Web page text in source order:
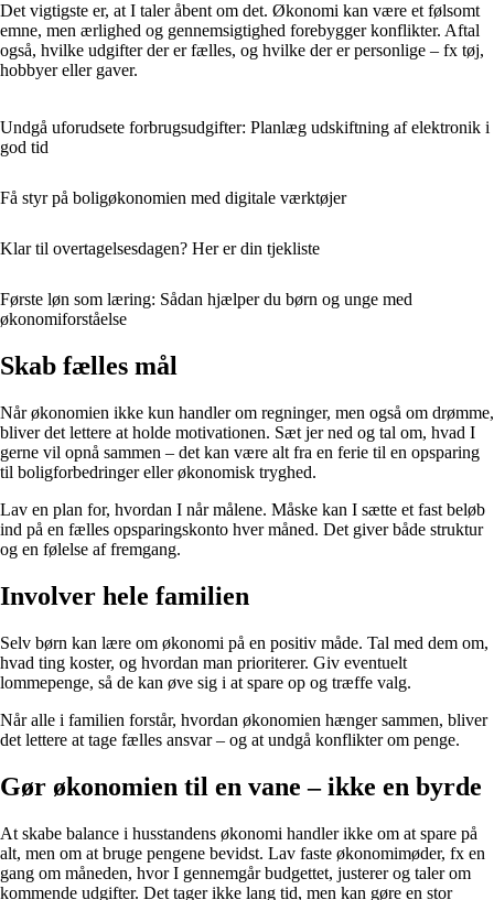
Det vigtigste er, at I taler åbent om det. Økonomi kan være et følsomt
emne, men ærlighed og gennemsigtighed forebygger konflikter. Aftal
også, hvilke udgifter der er fælles, og hvilke der er personlige – fx tøj,
hobbyer eller gaver.
Undgå uforudsete forbrugsudgifter: Planlæg udskiftning af elektronik i
god tid
Få styr på boligøkonomien med digitale værktøjer
Klar til overtagelsesdagen? Her er din tjekliste
Første løn som læring: Sådan hjælper du børn og unge med
økonomiforståelse
Skab fælles mål
Når økonomien ikke kun handler om regninger, men også om drømme,
bliver det lettere at holde motivationen. Sæt jer ned og tal om, hvad I
gerne vil opnå sammen – det kan være alt fra en ferie til en opsparing
til boligforbedringer eller økonomisk tryghed.
Lav en plan for, hvordan I når målene. Måske kan I sætte et fast beløb
ind på en fælles opsparingskonto hver måned. Det giver både struktur
og en følelse af fremgang.
Involver hele familien
Selv børn kan lære om økonomi på en positiv måde. Tal med dem om,
hvad ting koster, og hvordan man prioriterer. Giv eventuelt
lommepenge, så de kan øve sig i at spare op og træffe valg.
Når alle i familien forstår, hvordan økonomien hænger sammen, bliver
det lettere at tage fælles ansvar – og at undgå konflikter om penge.
Gør økonomien til en vane – ikke en byrde
At skabe balance i husstandens økonomi handler ikke om at spare på
alt, men om at bruge pengene bevidst. Lav faste økonomimøder, fx en
gang om måneden, hvor I gennemgår budgettet, justerer og taler om
kommende udgifter. Det tager ikke lang tid, men kan gøre en stor